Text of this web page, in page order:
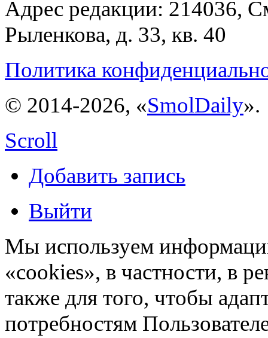
Адрес редакции: 214036,
Рыленкова, д. 33, кв. 40
Политика
© 2014-2026, «SmolDaily».
Scroll
Добавить запись
Выйти
Мы используем
«cookies», в частности, в
также для того, чтобы
потребностям